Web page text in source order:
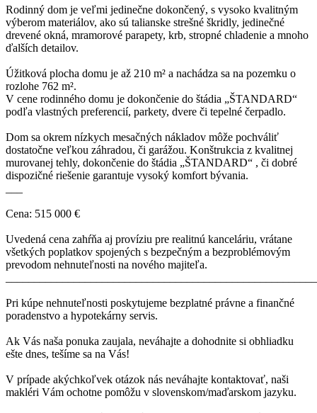
Rodinný dom je veľmi jedinečne dokončený, s vysoko kvalitným
výberom materiálov, ako sú talianske strešné škridly, jedinečné
drevené okná, mramorové parapety, krb, stropné chladenie a mnoho
ďalších detailov.
Úžitková plocha domu je až 210 m² a nachádza sa na pozemku o
rozlohe 762 m².
V cene rodinného domu je dokončenie do štádia „ŠTANDARD“
podľa vlastných preferencií, parkety, dvere či tepelné čerpadlo.
Dom sa okrem nízkych mesačných nákladov môže pochváliť
dostatočne veľkou záhradou, či garážou. Konštrukcia z kvalitnej
murovanej tehly, dokončenie do štádia „ŠTANDARD“ , či dobré
dispozičné riešenie garantuje vysoký komfort bývania.
Cena: 515 000 €
Uvedená cena zahŕňa aj províziu pre realitnú kanceláriu, vrátane
všetkých poplatkov spojených s bezpečným a bezproblémovým
prevodom nehnuteľnosti na nového majiteľa.
Pri kúpe nehnuteľnosti poskytujeme bezplatné právne a finančné
poradenstvo a hypotekárny servis.
Ak Vás naša ponuka zaujala, neváhajte a dohodnite si obhliadku
ešte dnes, tešíme sa na Vás!
V prípade akýchkoľvek otázok nás neváhajte kontaktovať, naši
makléri Vám ochotne pomôžu v slovenskom/maďarskom jazyku.